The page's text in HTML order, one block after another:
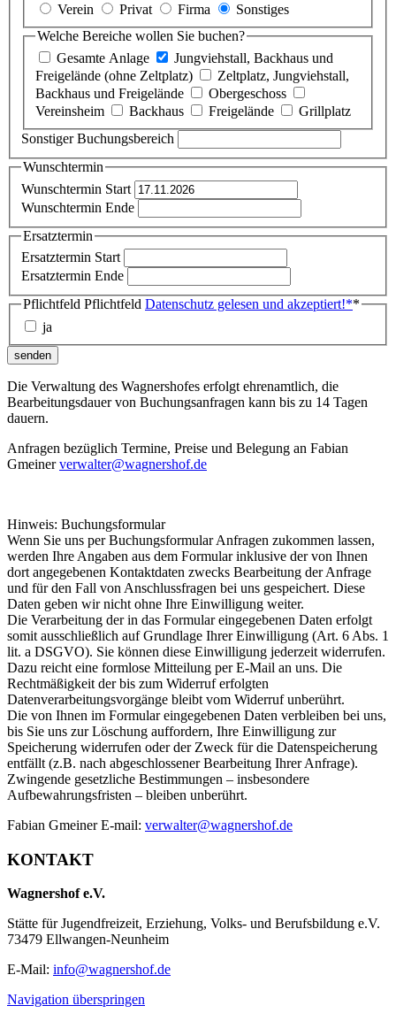
Verein
Privat Firma
Sonstiges
Welche Bereiche wollen Sie buchen?
Gesamte Anlage
Jungviehstall, Backhaus und
Freigelände (ohne Zeltplatz)
Zeltplatz, Jungviehstall,
Backhaus und Freigelände
Obergeschoss
Vereinsheim
Backhaus Freigelände
Grillplatz
Sonstiger Buchungsbereich
Wunschtermin
Wunschtermin Start
Wunschtermin Ende
Ersatztermin
Ersatztermin Start
Ersatztermin Ende
Pflichtfeld Pflichtfeld Datenschutz gelesen und akzeptiert!**
ja
senden
Die Verwaltung des Wagnershofes erfolgt ehrenamtlich, die
Bearbeitungsdauer von Buchungsanfragen kann bis zu 14 Tagen
dauern.
Anfragen bezüglich Termine, Preise und Belegung an Fabian
Gmeinerverwalter@wagnershof.de
Hinweis: Buchungsformular
Wenn Sie uns per Buchungsformular Anfragen zukommen lassen,
werden Ihre Angaben aus dem Formular inklusive der von Ihnen
dort angegebenen Kontaktdaten zwecks Bearbeitung der Anfrage
und für den Fall von Anschlussfragen bei uns gespeichert. Diese
Daten geben wir nicht ohne Ihre Einwilligung weiter.
Die Verarbeitung der in das Formular eingegebenen Daten erfolgt
somit ausschließlich auf Grundlage Ihrer Einwilligung (Art. 6 Abs. 1
lit. a DSGVO). Sie können diese Einwilligung jederzeit widerrufen.
Dazu reicht eine formlose Mitteilung per E-Mail an uns. Die
Rechtmäßigkeit der bis zum Widerruf erfolgten
Datenverarbeitungsvorgänge bleibt vom Widerruf unberührt.
Die von Ihnen im Formular eingegebenen Daten verbleiben bei uns,
bis Sie uns zur Löschung auffordern, Ihre Einwilligung zur
Speicherung widerrufen oder der Zweck für die Datenspeicherung
entfällt (z.B. nach abgeschlossener Bearbeitung Ihrer Anfrage).
Zwingende gesetzliche Bestimmungen – insbesondere
Aufbewahrungsfristen – bleiben unberührt.
Fabian Gmeiner E-mail: verwalter@wagnershof.de
KONTAKT
Wagnershof e.V.
Stätte für Jugendfreizeit, Erziehung, Volks- und Berufsbildung e.V.
73479 Ellwangen-Neunheim
E-Mail: info@wagnershof.de
Navigation überspringen